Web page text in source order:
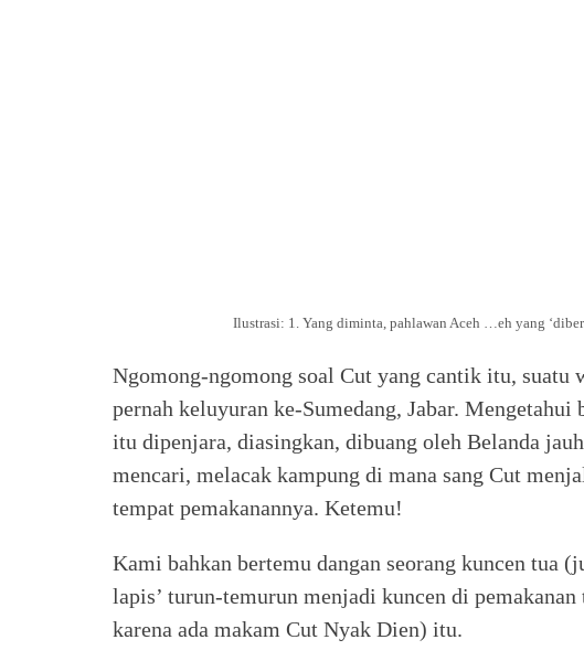
Ilustrasi: 1. Yang diminta, pahlawan Aceh …eh yang
Ngomong-ngomong soal Cut yang cantik itu, suatu
pernah keluyuran ke-Sumedang, Jabar.
itu dipenjara, diasingkan, dibuang oleh Belanda
mencari, melacak kampung di mana sang Cut
tempat pemakanannya. Ketemu!
Kami bahkan bertemu dangan seorang kuncen tua
lapis’ turun-temurun menjadi kuncen di
karena ada makam Cut Nyak Dien) itu.